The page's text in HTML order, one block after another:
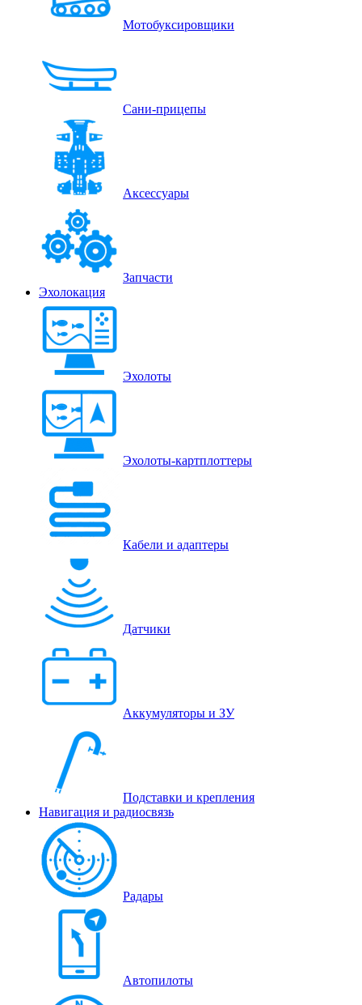
Мотобуксировщики
Сани-прицепы
Аксессуары
Запчасти
Эхолокация
Эхолоты
Эхолоты-картплоттеры
Кабели и адаптеры
Датчики
Аккумуляторы и ЗУ
Подставки и крепления
Навигация и радиосвязь
Радары
Автопилоты